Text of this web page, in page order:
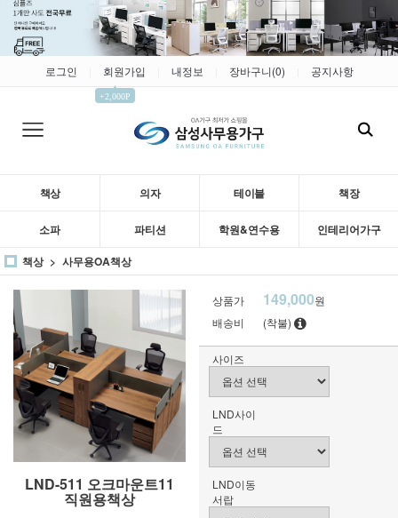
로그인 회원가입
▲
+2,000P
내정보 장바구니(0) 공지사항
책상 의자 테이블 책장
소파 파티션 학원&연수용
인테리어가구
책상
사무용OA책상
LND-511 오크마운트11
직원용책상
상품가 149,000원
배송비
(착불)
사이즈
LND사이
드
LND이동
서랍